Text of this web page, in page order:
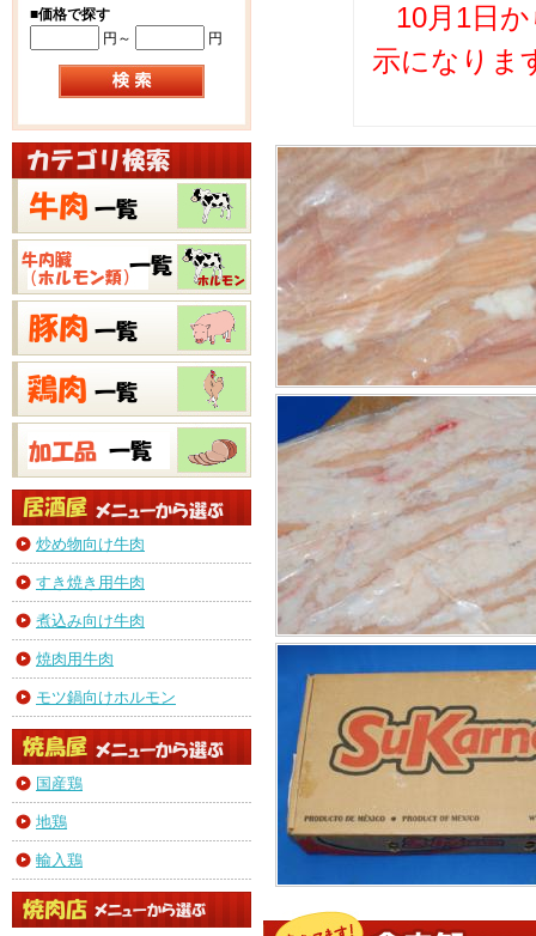
■価格で探す
円～
円
炒め物向け牛肉
すき焼き用牛肉
煮込み向け牛肉
焼肉用牛肉
モツ鍋向けホルモン
国産鶏
地鶏
輸入鶏
10月1日
示になりま